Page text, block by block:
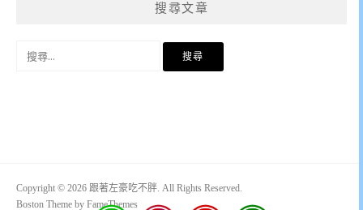
搜尋文章
Copyright © 2026 跟著左豪吃不胖. All Rights Reserved.
Boston Theme by FameThemes